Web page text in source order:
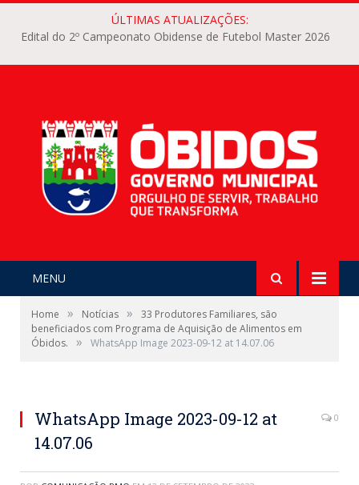
ÚLTIMAS ATUALIZAÇÕES:
Edital do 2º Campeonato Obidense de Futebol Master 2026
MENU
Home » Notícias »
33 Produtores Familiares, são
beneficiados com Programa de Aquisição de Alimentos em
Óbidos.
» WhatsApp Image 2023-09-12 at 14.07.06
WhatsApp Image 2023-09-12 at
14.07.06
0